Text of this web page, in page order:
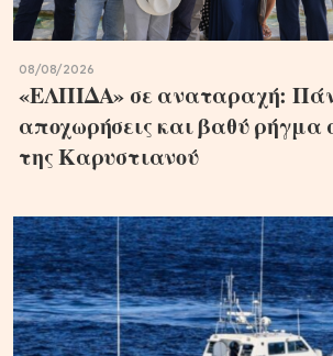
08/08/2026
«ΕΛΠΙΔΑ» σε αναταραχή:
αποχωρήσεις και βαθύ ρήγμα
της Καρυστιανού